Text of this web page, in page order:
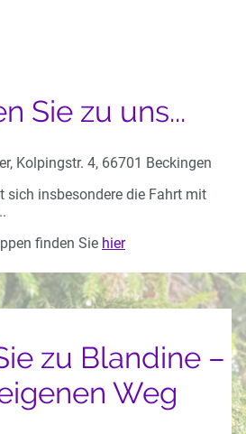
Sie zu uns...
Kolpingstr. 4, 66701 Beckingen
sich insbesondere die Fahrt mit
finden Sie hier
zu Blandine –
Weg